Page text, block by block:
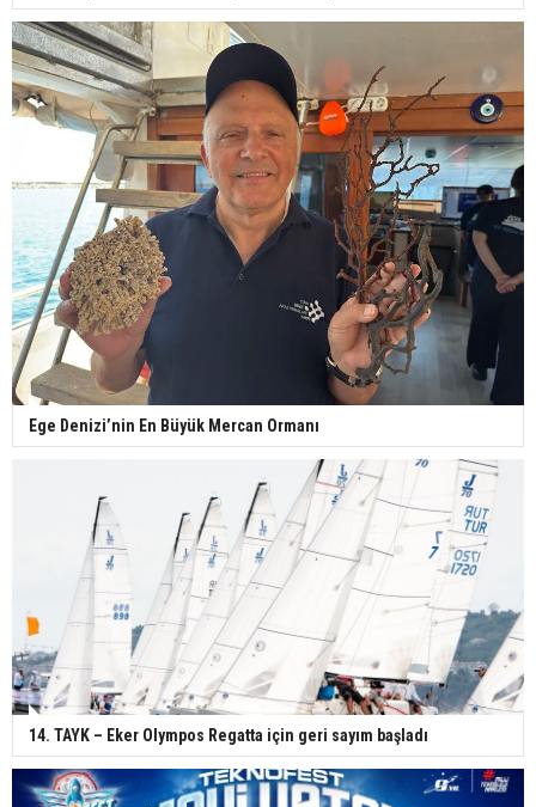
Ege Denizi’nin En Büyük Mercan Ormanı
14. TAYK – Eker Olympos Regatta için geri sayım başladı